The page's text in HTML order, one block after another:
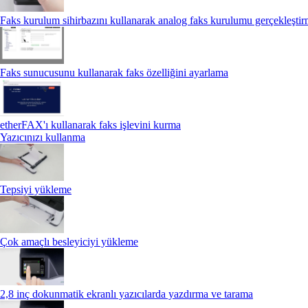
Faks kurulum sihirbazını kullanarak analog faks kurulumu
Faks sunucusunu kullanarak faks özelliğini ayarlama
etherFAX'ı kullanarak faks işlevini kurma
Yazıcınızı kullanma
Tepsiyi yükleme
Çok amaçlı besleyiciyi yükleme
2,8 inç dokunmatik ekranlı yazıcılarda yazdırma ve tarama